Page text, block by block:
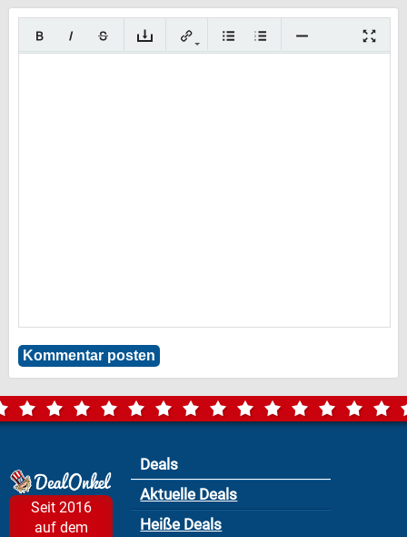
Seit 2016
auf dem
Deals
Aktuelle Deals
Heiße Deals